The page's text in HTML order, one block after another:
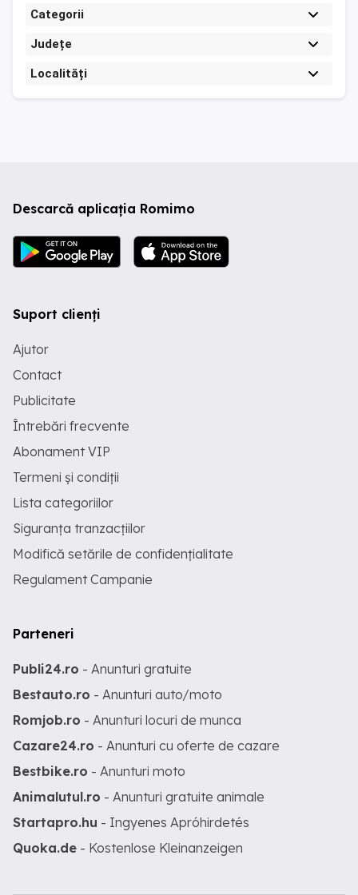
Categorii
Județe
Localități
Descarcă aplicația Romimo
Suport clienți
Ajutor
Contact
Publicitate
Întrebări frecvente
Abonament VIP
Termeni și condiții
Lista categoriilor
Siguranța tranzacțiilor
Modifică setările de confidențialitate
Regulament Campanie
Parteneri
Publi24.ro - Anunturi gratuite
Bestauto.ro - Anunturi auto/moto
Romjob.ro - Anunturi locuri de munca
Cazare24.ro - Anunturi cu oferte de cazare
Bestbike.ro - Anunturi moto
Animalutul.ro - Anunturi gratuite animale
Startapro.hu - Ingyenes Apróhirdetés
Quoka.de - Kostenlose Kleinanzeigen